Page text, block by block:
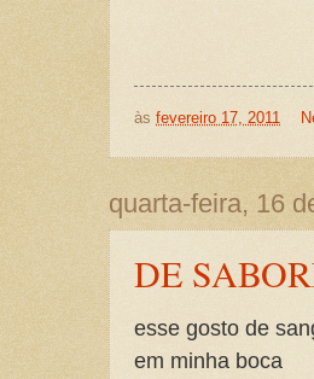
às fevereiro 17, 2011
quarta-feira, 16
DE
esse gosto de
em minha boca